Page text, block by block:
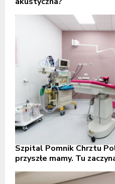
Szpital Pomnik Chrztu
przyszłe mamy. Tu